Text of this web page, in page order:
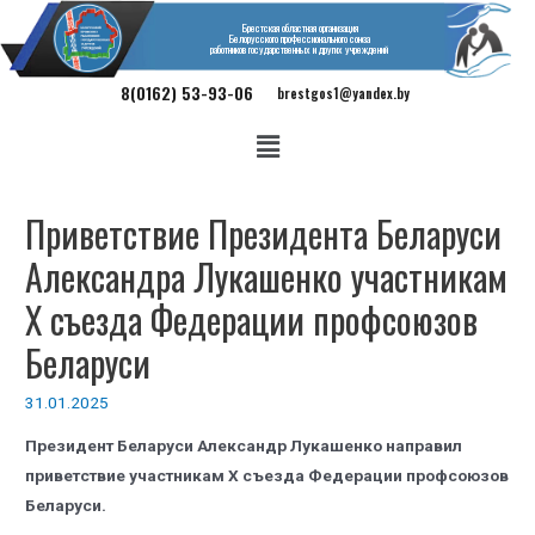
Брестская областная организация
Белорусского профессионального союза
работников государственных и других учреждений
8(0162) 53-93-06 brestgos1@yandex.by
Приветствие Президента Беларуси
Александра Лукашенко участникам
Х съезда Федерации профсоюзов
Беларуси
31.01.2025
Президент Беларуси Александр Лукашенко направил
приветствие участникам Х съезда Федерации профсоюзов
Беларуси.